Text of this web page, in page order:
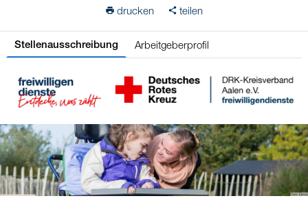
drucken teilen
Stellenausschreibung Arbeitgeberprofil